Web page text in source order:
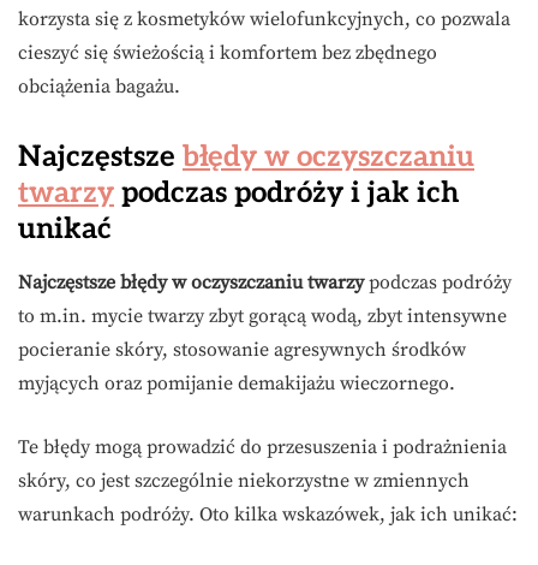
korzysta się z kosmetyków wielofunkcyjnych, co pozwala
cieszyć się świeżością i komfortem bez zbędnego
obciążenia bagażu.
Najczęstsze błędy w oczyszczaniu
twarzy podczas podróży i jak ich
unikać
Najczęstsze błędy w oczyszczaniu twarzypodczas podróży
to m.in. mycie twarzy zbyt gorącą wodą, zbyt intensywne
pocieranie skóry, stosowanie agresywnych środków
myjących oraz pomijanie demakijażu wieczornego.
Te błędy mogą prowadzić do przesuszenia i podrażnienia
skóry, co jest szczególnie niekorzystne w zmiennych
warunkach podróży. Oto kilka wskazówek, jak ich unikać: